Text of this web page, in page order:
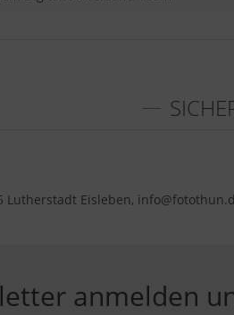
Lutherstadt Eisleben,
anmelden